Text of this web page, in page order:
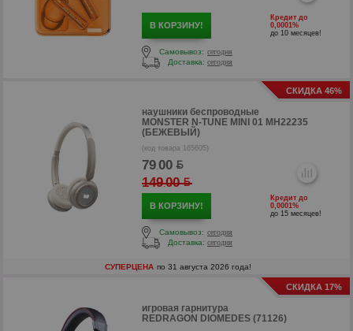
В КОРЗИНУ!
Кредит до
0,0001%
до 10 месяцев!
Самовывоз: сегодня
Доставка: сегодня
СКИДКА 46%
наушники беспроводные
MONSTER N-TUNE MINI 01 MH22235
(БЕЖЕВЫЙ)
(код товара 165605)
79.00
149.00
В КОРЗИНУ!
Кредит до
0,0001%
до 15 месяцев!
Самовывоз: сегодня
Доставка: сегодня
СУПЕРЦЕНА по 31 августа 2026 года!
СКИДКА 17%
игровая гарнитура
REDRAGON DIOMEDES (71126)